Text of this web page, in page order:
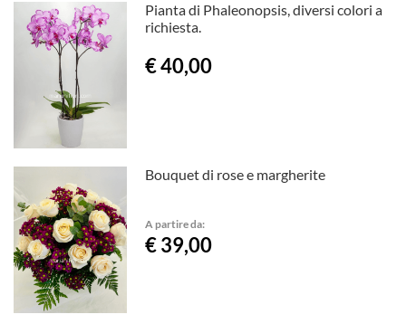
Pianta di Phaleonopsis, diversi colori a
richiesta.
€ 40,00
Bouquet di rose e margherite
A partire da:
€ 39,00